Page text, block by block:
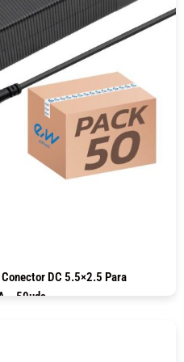
DC 5.5×2.5 Para
– 50uds